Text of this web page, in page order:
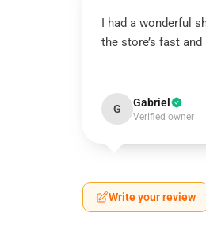
I had a wonderful
the store’s fast
G Gabriel
Verified owner
Write your review